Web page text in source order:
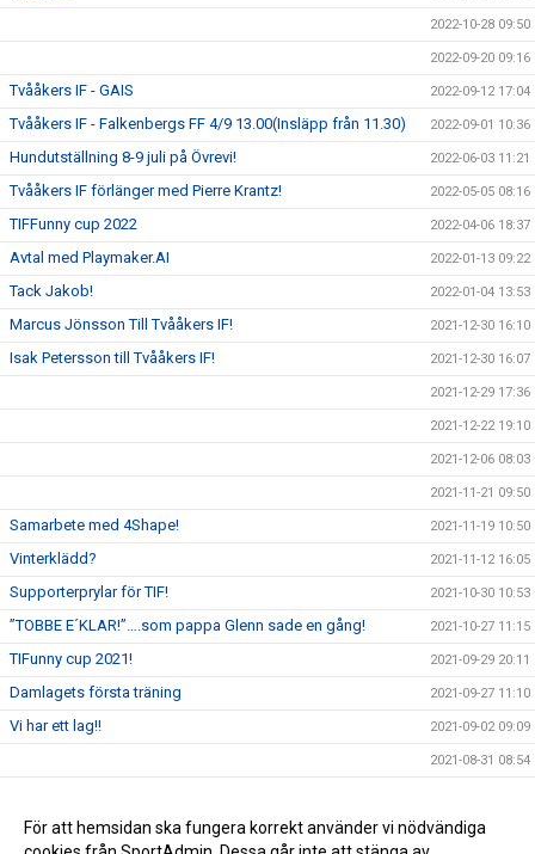
2022-10-28 09:50
2022-09-20 09:16
Tvååkers IF - GAIS 2022-09-12 17:04
Tvååkers IF - Falkenbergs FF 4/9 13.00(Insläpp från 11.30) 2022-09-01 10:36
Hundutställning 8-9 juli på Övrevi! 2022-06-03 11:21
Tvååkers IF förlänger med Pierre Krantz! 2022-05-05 08:16
TIFFunny cup 2022 2022-04-06 18:37
Avtal med Playmaker.AI 2022-01-13 09:22
Tack Jakob! 2022-01-04 13:53
Marcus Jönsson Till Tvååkers IF! 2021-12-30 16:10
Isak Petersson till Tvååkers IF! 2021-12-30 16:07
2021-12-29 17:36
2021-12-22 19:10
2021-12-06 08:03
2021-11-21 09:50
Samarbete med 4Shape! 2021-11-19 10:50
Vinterklädd? 2021-11-12 16:05
Supporterprylar för TIF! 2021-10-30 10:53
”TOBBE E´KLAR!”….som pappa Glenn sade en gång! 2021-10-27 11:15
TIFunny cup 2021! 2021-09-29 20:11
Damlagets första träning 2021-09-27 11:10
Vi har ett lag!! 2021-09-02 09:09
2021-08-31 08:54
Tvååkers IF startar upp damlaget igen! 2021-07-28 12:20
För att hemsidan ska fungera korrekt använder vi nödvändiga